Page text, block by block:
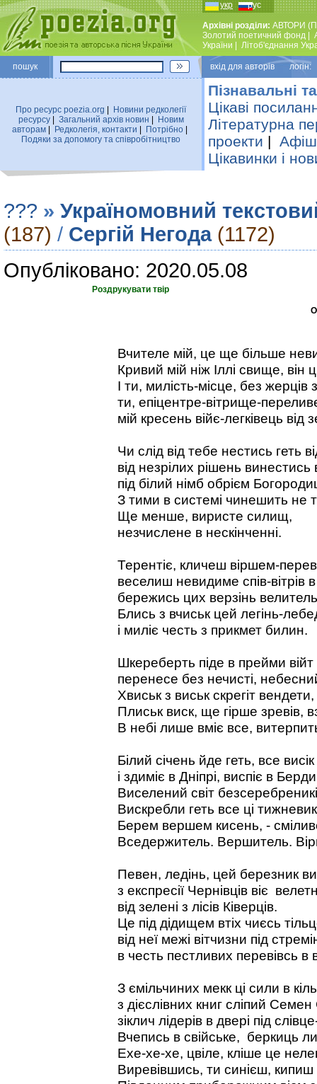
укр рус
Архівні розділи: АВТОРИ
Золотий поетичний фонд
України
Лiтоб'єднання
пошук вхiд для авторiв логін:
Про ресурс poezia.org
Новини редколегiї
ресурсу| Загальний архiв новин
Новим
авторам
Редколегiя, контакти Потрiбно
Подяки за допомогу та співробітництво
Пізнавальні
Цікаві
Літературна
проекти |
Цікавинки і
??? » Україномовний
(187) / Сергій Негода (1172)
Опубліковано: 2020.05.08
Роздрукувати твір
Вчителе мій, це ще більше
Кривий мій ніж Іллі свище, він
І ти, милість-місце, без жерців
ти, епіцентре-вітрище-
мій кресень війє-легківець від
Чи слід від тебе нестись геть
від незрілих рішень
під білий німб обрієм
З тими в системі чинешить не
Ще менше, виристе силищ,
незчислене в нескінченні.
Терентіє, кличеш віршем-
веселиш невидиме спів-вітрів в
бережись цих верзінь
Блись з вчиськ цей легінь-
і миліє честь з прикмет билин.
Шкереберть піде в прейми війт
перенесе без нечисті,
Хвиськ з виськ скрегіт вендети,
Плиськ виск, ще гірше зревів,
В небі лише вміє все,
Білий січень йде геть, все
і здиміє в Дніпрі, виспіє в
Виселений світ
Вискребли геть все ці
Берем вершем кисень, -
Вседержитель. Вершитель.
Певен, ледінь, цей березник
з експресії Чернівців віє
від зелені з лісів Ківерців.
Це під дідищем втіх чиєсь
від неї межі вітчизни під
в честь пестливих перевівсь в
З ємільчиних мекк ці сили в
з дієслівних книг сліпий
зіклич лідерів в двері під
Вчепись в свійське, беркиць
Ехе-хе-хе, цвіле, кліше це
Виревівшись, ти синієш,